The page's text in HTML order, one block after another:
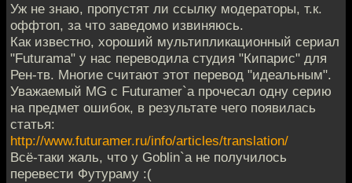
Уж не знаю, пропустят ли ссылку модераторы, т.к.
оффтоп, за что заведомо извиняюсь.
Как известно, хороший мультипликационный сериал
"Futurama" у нас переводила студия "Кипарис" для
Рен-тв. Многие считают этот перевод "идеальным".
Уважаемый MG с Futuramer`а прочесал одну серию
на предмет ошибок, в результате чего появилась
статья:
http://www.futuramer.ru/info/articles/translation/
Всё-таки жаль, что у Goblin`а не получилось
перевести Футураму :(